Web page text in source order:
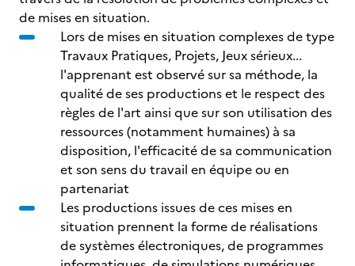
de mises en situation.
Lors de mises en situation complexes de type
Travaux Pratiques, Projets, Jeux sérieux...
l'apprenant est observé sur sa méthode, la
qualité de ses productions et le respect des
règles de l'art ainsi que sur son utilisation des
ressources (notamment humaines) à sa
disposition, l'efficacité de sa communication
et son sens du travail en équipe ou en
partenariat
Les productions issues de ces mises en
situation prennent la forme de réalisations
de systèmes électroniques, de programmes